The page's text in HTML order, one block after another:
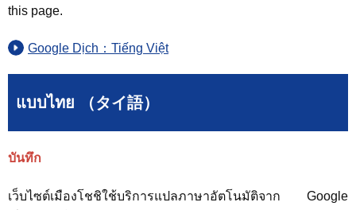
this page.
Google Dịch：Tiếng Việt
แบบไทย （タイ語）
บันทึก
เว็บไซต์เมืองโชชิใช้บริการแปลภาษาอัตโนมัติจาก Google